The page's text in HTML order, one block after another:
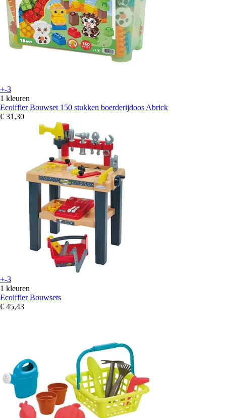
+-3
1 kleuren
Ecoiffier Bouwset 150 stukken boerderijdoos Abrick
€ 31,30
+-3
1 kleuren
Ecoiffier Bouwsets
€ 45,43